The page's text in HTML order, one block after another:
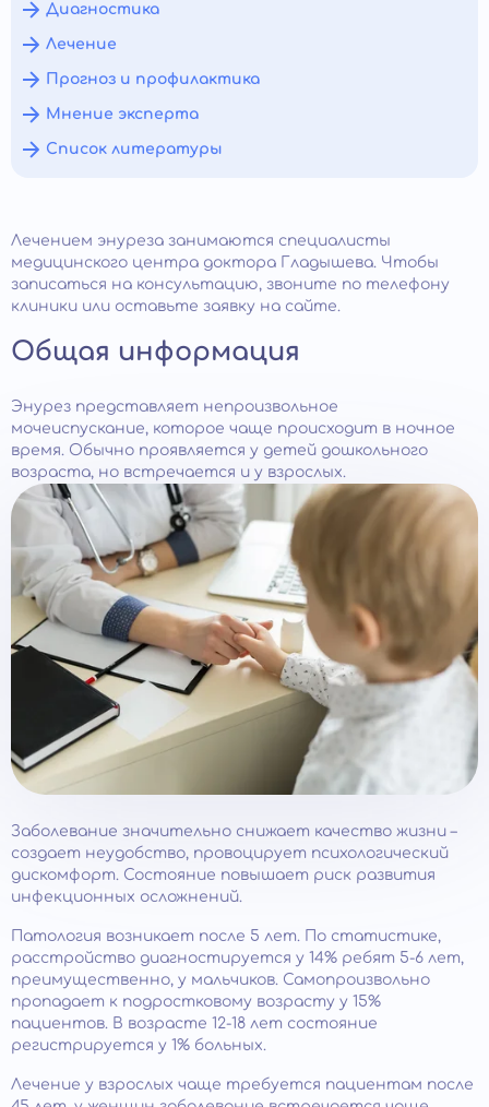
Диагностика
Лечение
Прогноз и профилактика
Мнение эксперта
Список литературы
Лечением энуреза занимаются специалисты
медицинского центра доктора Гладышева. Чтобы
записаться на консультацию, звоните по телефону
клиники или оставьте заявку на сайте.
Общая информация
Энурез представляет непроизвольное
мочеиспускание, которое чаще происходит в ночное
время. Обычно проявляется у детей дошкольного
возраста, но встречается и у взрослых.
Заболевание значительно снижает качество жизни –
создает неудобство, провоцирует психологический
дискомфорт. Состояние повышает риск развития
инфекционных осложнений.
Патология возникает после 5 лет. По статистике,
расстройство диагностируется у 14% ребят 5-6 лет,
преимущественно, у мальчиков. Самопроизвольно
пропадает к подростковому возрасту у 15%
пациентов. В возрасте 12-18 лет состояние
регистрируется у 1% больных.
Лечение у взрослых чаще требуется пациентам после